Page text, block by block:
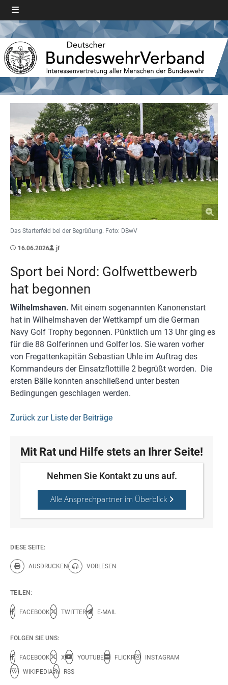
Das Starterfeld bei der Begrüßung. Foto: DBwV
16.06.2026 jf
Sport bei Nord: Golfwettbewerb
hat begonnen
Wilhelmshaven. Mit einem sogenannten Kanonenstart
hat in Wilhelmshaven der Wettkampf um die German
Navy Golf Trophy begonnen. Pünktlich um 13 Uhr ging es
für die 88 Golferinnen und Golfer los. Sie waren vorher
von Fregattenkapitän Sebastian Uhle im Auftrag des
Kommandeurs der Einsatzflottille 2 begrüßt worden. Die
ersten Bälle konnten anschließend unter besten
Bedingungen geschlagen werden.
Zurück zur Liste der Beiträge
Mit Rat und Hilfe stets an Ihrer Seite!
Nehmen Sie Kontakt zu uns auf.
Alle Ansprechpartner im Überblick
DIESE SEITE:
AUSDRUCKEN
Diese Seite drucken.
VORLESEN
Diese Seite vorlesen.
TEILEN:
FACEBOOK TWITTER E-MAIL
FOLGEN SIE UNS:
FACEBOOK X YOUTUBE FLICKR
INSTAGRAM
WIKIPEDIA
RSS